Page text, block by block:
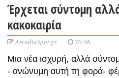
Έρχεται σύντομη
κακοκαιρία
ArcadiaSpot.gr 20:46
Μια νέα ισχυρή, αλλά
- ανώνυμη αυτή τη φορά-